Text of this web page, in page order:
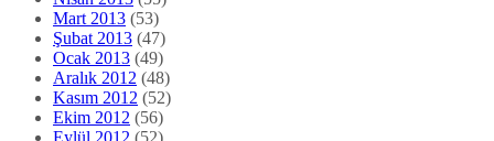
Mart 2013 (53)
Şubat 2013 (47)
Ocak 2013 (49)
Aralık 2012 (48)
Kasım 2012 (52)
Ekim 2012 (56)
Eylül 2012 (52)